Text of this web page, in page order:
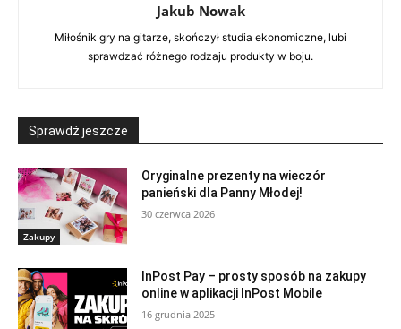
Jakub Nowak
Miłośnik gry na gitarze, skończył studia ekonomiczne, lubi
sprawdzać różnego rodzaju produkty w boju.
Sprawdź jeszcze
Zakupy
Oryginalne prezenty na wieczór
panieński dla Panny Młodej!
30 czerwca 2026
InPost Pay – prosty sposób na zakupy
online w aplikacji InPost Mobile
16 grudnia 2025